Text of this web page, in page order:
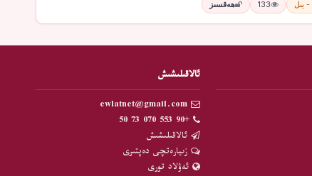
133 ھەقسىز
ئالاقىلىشىش
ewlatnet@gmail.com
+90 553 070 73 50
ئالاقىلىشىش
زىيارەتچى دەپتىرى
ئەۋلاد تورى